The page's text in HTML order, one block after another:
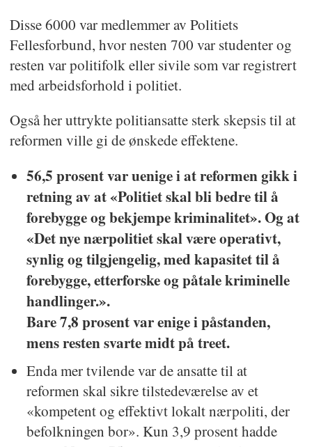
Disse 6000 var medlemmer av Politiets
Fellesforbund, hvor nesten 700 var studenter og
resten var politifolk eller sivile som var registrert
med arbeidsforhold i politiet.
Også her uttrykte politiansatte sterk skepsis til at
reformen ville gi de ønskede effektene.
56,5 prosent var uenige i at reformen gikk i
retning av at «Politiet skal bli bedre til å
forebygge og bekjempe kriminalitet». Og at
«Det nye nærpolitiet skal være operativt,
synlig og tilgjengelig, med kapasitet til å
forebygge, etterforske og påtale kriminelle
handlinger.».
Bare 7,8 prosent var enige i påstanden,
mens resten svarte midt på treet.
Enda mer tvilende var de ansatte til at
reformen skal sikre tilstedeværelse av et
«kompetent og effektivt lokalt nærpoliti, der
befolkningen bor». Kun 3,9 prosent hadde